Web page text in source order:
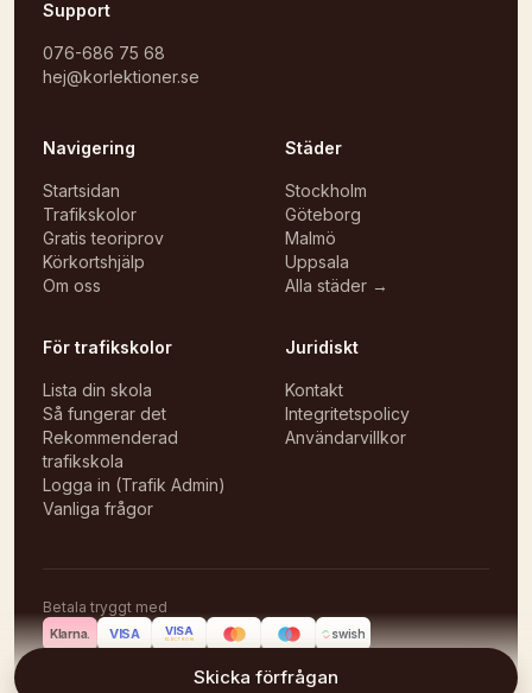
Skicka förfrågan
Support
076-686 75 68
hej@korlektioner.se
Navigering
Startsidan
Trafikskolor
Gratis teoriprov
Körkortshjälp
Om oss
Städer
Stockholm
Göteborg
Malmö
Uppsala
Alla städer →
För trafikskolor
Lista din skola
Så fungerar det
Rekommenderad
trafikskola
Logga in (Trafik Admin)
Vanliga frågor
Juridiskt
Kontakt
Integritetspolicy
Användarvillkor
Betala tryggt med
Klarna. VISA VISA
ELECTRON swish